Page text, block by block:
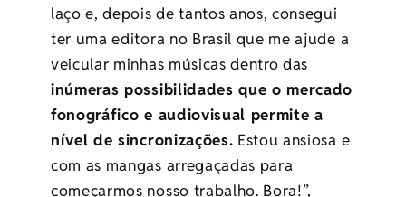
laço e, depois de tantos anos, consegui
ter uma editora no Brasil que me ajude a
veicular minhas músicas dentro das
inúmeras possibilidades que o mercado
fonográfico e audiovisual permite a
nível de sincronizações. Estou ansiosa e
com as mangas arregaçadas para
começarmos nosso trabalho. Bora!”,